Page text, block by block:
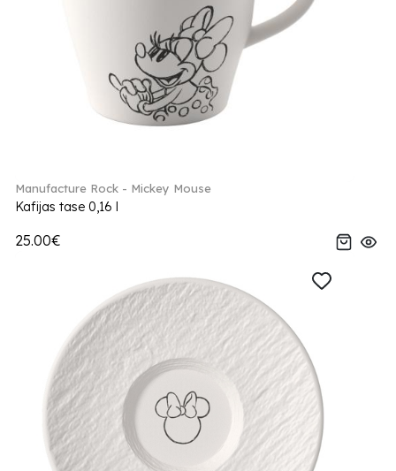
Manufacture Rock - Mickey Mouse
Kafijas tase 0,16 l
25.00€